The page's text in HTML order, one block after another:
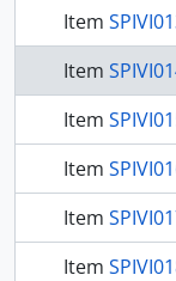
Item
Item
Item
Item
Item
Item